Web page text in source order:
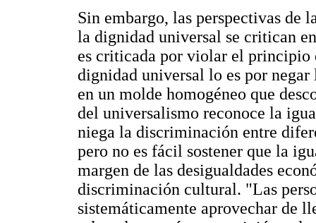
Sin embargo, las perspectivas
la dignidad universal se critican
es criticada por violar el
dignidad universal lo es por
en un molde homogéneo que
del universalismo reconoce la
niega la discriminación entre
pero no es fácil sostener que la
margen de las desigualdades
discriminación cultural. "Las
sistemáticamente aprovechar de